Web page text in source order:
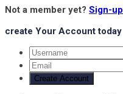
Not a member yet? Sign-
create Your Account today
Create Account